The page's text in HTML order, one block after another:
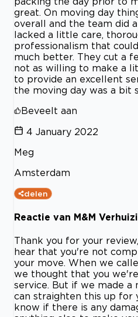
great. On moving day
overall and the team did
lacked a little care,
professionalism that
much better. They cut a
not as willing to make a
to provide an excellent
the moving day was a bit
Beveelt aan
4 January 2022
Meg
Amsterdam
delen
Reactie van M&M
Thank you for your
hear that you're not
your move. When we
we thought that you
service. But if we made a
can straighten this up for
know if there is any